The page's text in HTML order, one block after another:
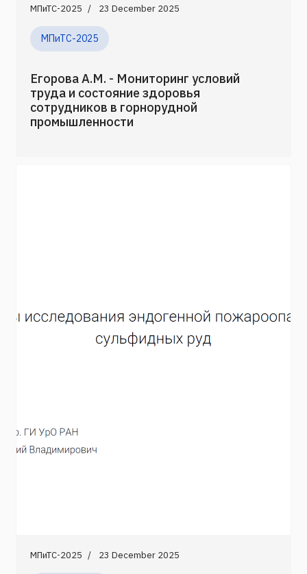
МПиТС-2025 23 December 2025
МПиТС-2025
Егорова А.М. - Мониторинг условий
труда и состояние здоровья
сотрудников в горнорудной
промышленности
МПиТС-2025 23 December 2025